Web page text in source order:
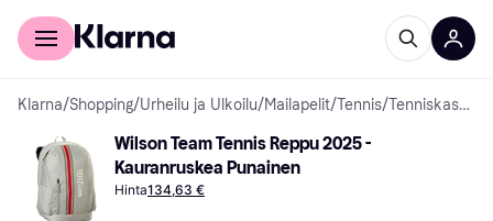
Kuluttajille
Klarna/Shopping/Urheilu ja Ulkoilu/Mailapelit/Tennis/ Tenniskassit ja Suojukset
Wilson Team Tennis Reppu 2025 -
Kauranruskea Punainen
Hinta134,63 €